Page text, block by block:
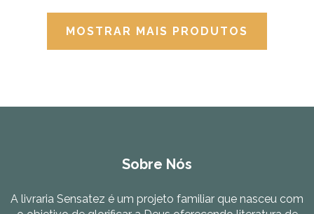
MOSTRAR MAIS PRODUTOS
Sobre Nós
A livraria Sensatez é um projeto familiar que nasceu com